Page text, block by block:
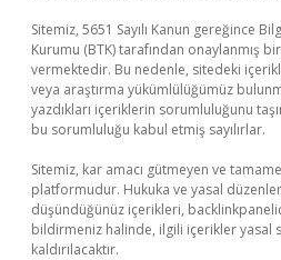
Sitemiz, 5651 Sayılı Kanun gereğince
Kurumu (BTK) tarafından onaylanmış
vermektedir. Bu nedenle, sitedeki
veya araştırma yükümlülüğümüz
yazdıkları içeriklerin sorumluluğunu
bu sorumluluğu kabul etmiş sayılırlar.
Sitemiz, kar amacı gütmeyen ve
platformudur. Hukuka ve yasal
düşündüğünüz içerikleri,
bildirmeniz halinde, ilgili içerikler yasal
kaldırılacaktır.